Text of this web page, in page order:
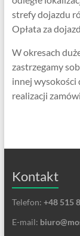
strefy dojazdu
Opłata za
W okresach
zastrzegamy
innej wysokości
realizacji
Kontakt
Telefon: +48 515
E-mail: